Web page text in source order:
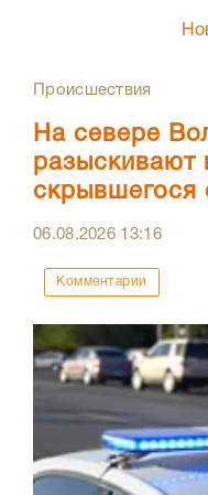
Происшествия
На севере
разыскивают
скрывшегося
06.08.2026 13:16
Комментарии